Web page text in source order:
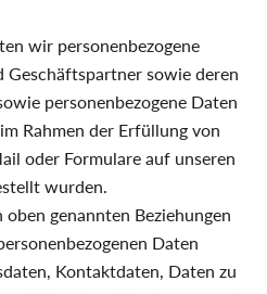
wir personenbezogene
Geschäftspartner sowie deren
personenbezogene Daten
Rahmen der Erfüllung von
oder Formulare auf unseren
wurden.
genannten Beziehungen
Daten
Kontaktdaten, Daten zu